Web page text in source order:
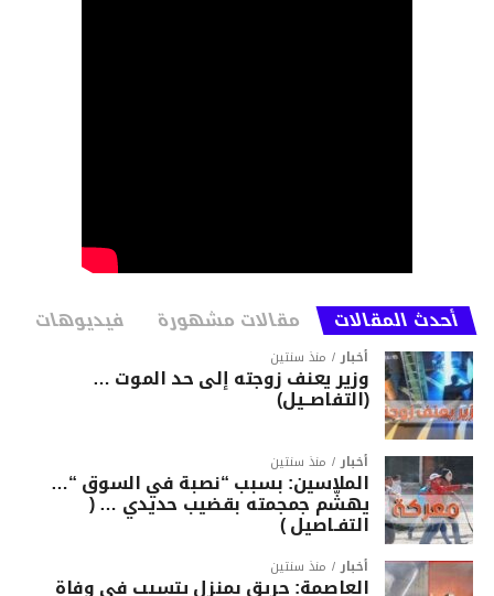
أحدث المقالات مقالات مشهورة فيديوهات
أخبار منذ سنتين
وزير يعنف زوجته إلى حد الموت …
(التفاصــيل)
أخبار منذ سنتين
الملاسين: بسبب “نصبة في السوق “…
يهشّم جمجمته بقضيب حديدي … (
التفـاصيل )
أخبار منذ سنتين
العاصمة: حريق بمنزل يتسبب في وفاة